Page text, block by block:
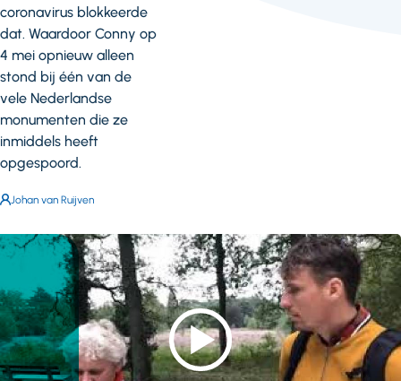
coronavirus blokkeerde
dat. Waardoor Conny op
4 mei opnieuw alleen
stond bij één van de
vele Nederlandse
monumenten die ze
inmiddels heeft
opgespoord.
Auteur:
Johan van Ruijven